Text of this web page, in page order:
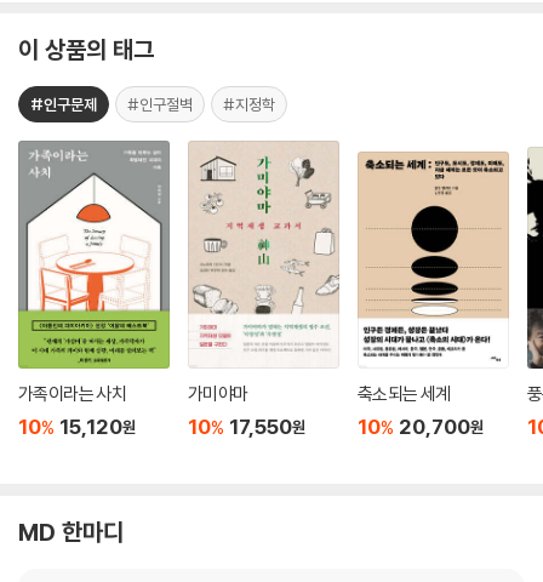
이 상품의 태그
#인구문제 #인구절벽 #지정학
가족이라는 사치
10% 15,120원
가미야마
10% 17,550원
축소되는 세계
10% 20,700원
MD 한마디